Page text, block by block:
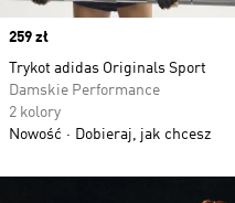
Price
259 zł
Trykot adidas Originals Sport
Damskie Performance
2 kolory
Nowość
Dobieraj, jak chcesz